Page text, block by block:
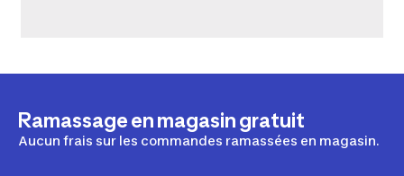
Ramassage en magasin gratuit
Aucun frais sur les commandes ramassées en magasin.